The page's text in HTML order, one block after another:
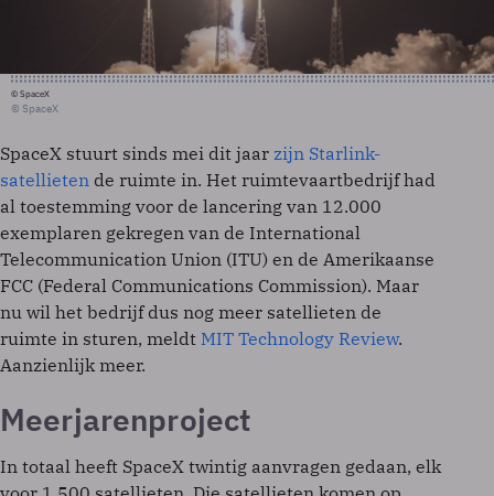
© SpaceX
© SpaceX
SpaceX stuurt sinds mei dit jaar zijn Starlink-
satellieten de ruimte in. Het ruimtevaartbedrijf had
al toestemming voor de lancering van 12.000
exemplaren gekregen van de International
Telecommunication Union (ITU) en de Amerikaanse
FCC (Federal Communications Commission). Maar
nu wil het bedrijf dus nog meer satellieten de
ruimte in sturen, meldt MIT Technology Review.
Aanzienlijk meer.
Meerjarenproject
In totaal heeft SpaceX twintig aanvragen gedaan, elk